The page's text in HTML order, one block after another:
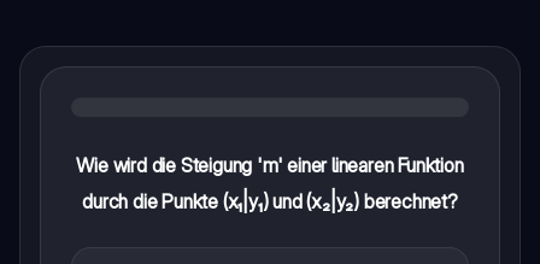
Wie wird die Steigung 'm' einer linearen Funktion
durch die Punkte (x₁|y₁) und (x₂|y₂) berechnet?